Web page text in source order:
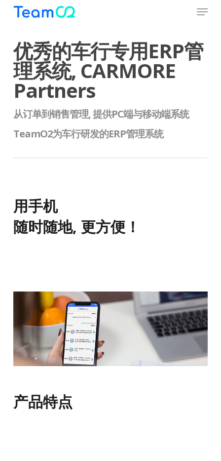
content
Menu
优秀的车行专用ERP管
理系统, CARMORE
Partners
从订单到销售管理, 提供PC端与移动端系统
TeamO2为车行研发的ERP管理系统
用手机
随时随地, 更方便！
产品特点
Menu